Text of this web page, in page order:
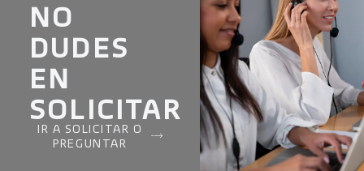
NO
DUDES
EN
SOLICITAR
IR A SOLICITAR O
PREGUNTAR